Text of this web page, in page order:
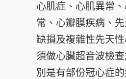
心肌症、心肌異常
常、心瓣膜疾病、
缺損及複雜性先天
須做心臟超音波檢
別是有部份冠心症